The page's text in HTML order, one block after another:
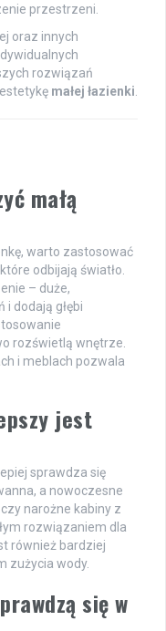
przestrzeni.
oraz innych
rozwiązań
małej łazienki
małą
warto zastosować
odbijają światło.
– duże,
dodają głębi
rozświetlą wnętrze.
i meblach pozwala
jest
sprawdza się
a nowoczesne
czy narożne kabiny z
rozwiązaniem dla
również bardziej
zużycia wody.
się w